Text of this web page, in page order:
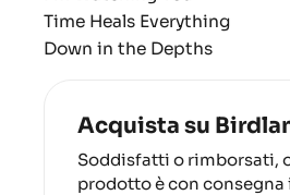
Time Heals Everything
Down in the Depths
Acquista su
Soddisfatti o rimborsati,
prodotto è con